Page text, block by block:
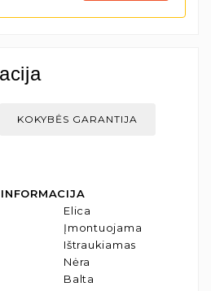
KOKYBĖS GARANTIJA
Elica
Įmontuojama
Ištraukiamas
Nėra
Balta